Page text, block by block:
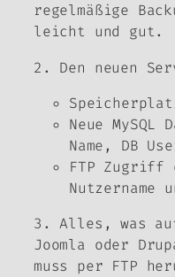
regelmäßige
leicht und gut.
2. Den neuen
Neue MySQL
Name, DB
FTP Zugriff
Nutzername
3. Alles, was
Joomla oder
muss per FTP